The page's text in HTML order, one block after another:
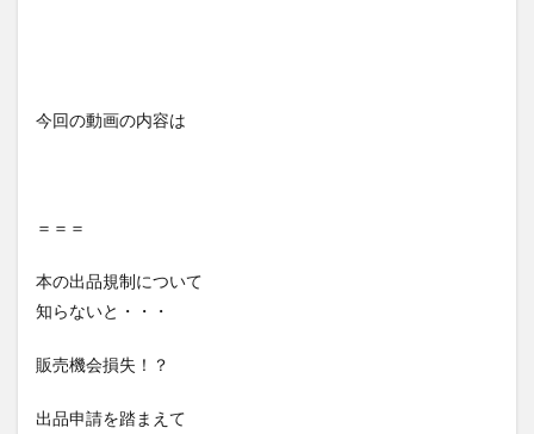
今回の動画の内容は
＝＝＝
本の出品規制について
知らないと・・・
販売機会損失！？
出品申請を踏まえて